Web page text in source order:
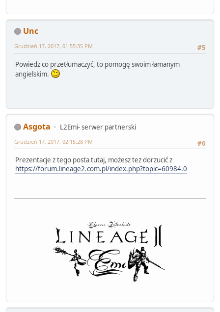
Unc
#5
Grudzień 17, 2017, 01:55:35 PM
Powiedz co przetłumaczyć, to pomogę swoim łamanym
angielskim.
Asgota
L2Emi- serwer partnerski
#6
Grudzień 17, 2017, 02:15:28 PM
Prezentacje z tego posta tutaj, możesz tez dorzucić z
https://forum.lineage2.com.pl/index.php?topic=60984.0